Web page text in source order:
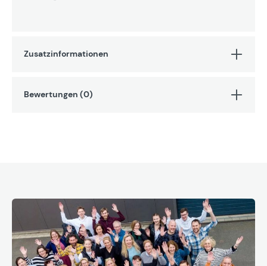
Zusatzinformationen
Bewertungen (0)